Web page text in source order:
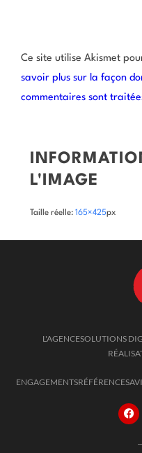
Ce site utilise Akismet
savoir plus sur la façon
commentaires sont
L'IMAGE
Taille réelle: 165×425px
L'AGENCESOLUTIONS
ENGAGEMENTSRÉFÉRENCES